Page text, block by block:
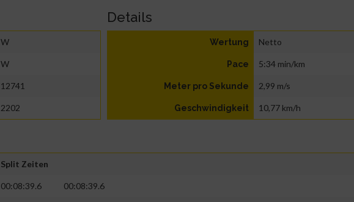
W
W
12741
2202
Details
Wertung Netto
Pace 5:34 min/km
Meter pro Sekunde 2,99 m/s
Geschwindigkeit 10,77 km/h
Split Zeiten
00:08:39.6 00:08:39.6